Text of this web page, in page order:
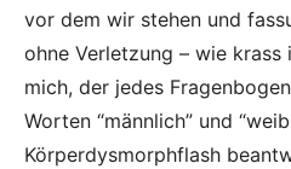
vor dem wir stehen und
ohne Verletzung – wie krass
mich, der jedes
Worten “männlich” und
Körperdysmorphflash